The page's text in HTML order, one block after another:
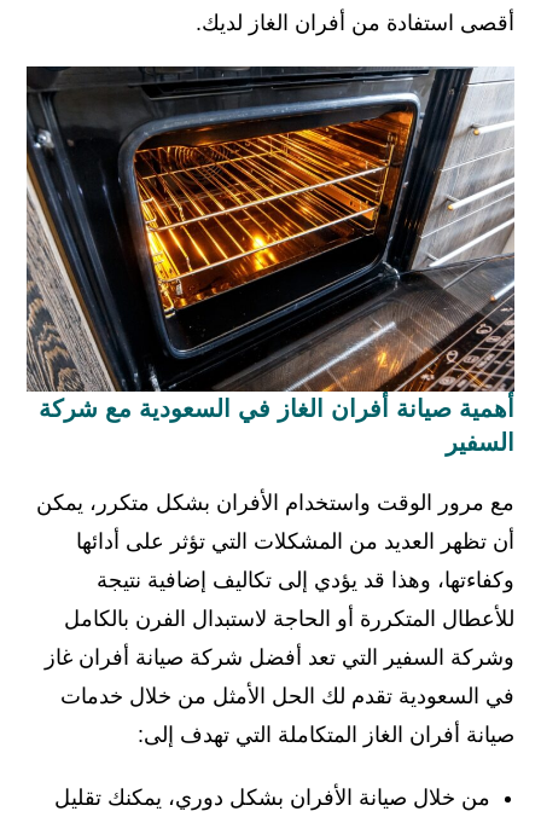
أقصى استفادة من أفران الغاز لديك.
أهمية صيانة أفران الغاز في السعودية مع شركة
السفير
مع مرور الوقت واستخدام الأفران بشكل متكرر، يمكن
أن تظهر العديد من المشكلات التي تؤثر على أدائها
وكفاءتها، وهذا قد يؤدي إلى تكاليف إضافية نتيجة
للأعطال المتكررة أو الحاجة لاستبدال الفرن بالكامل
وشركة السفير التي تعد أفضل شركة صيانة أفران غاز
في السعودية تقدم لك الحل الأمثل من خلال خدمات
صيانة أفران الغاز المتكاملة التي تهدف إلى:
من خلال صيانة الأفران بشكل دوري، يمكنك تقليل